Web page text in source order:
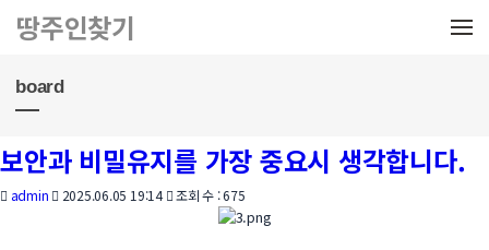
땅주인찾기
board
보안과 비밀유지를 가장 중요시 생각합니다.
admin 2025.06.05 19:14 조회 수 : 675